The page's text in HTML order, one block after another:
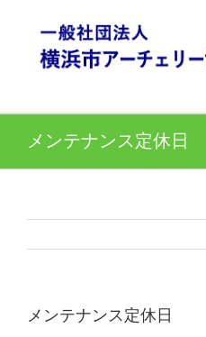
content
メンテナンス定休日
メンテナンス定休日